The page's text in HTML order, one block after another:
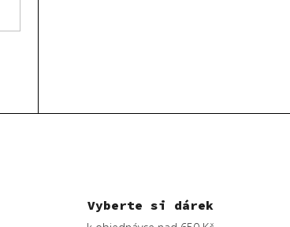
Vyberte si dárek